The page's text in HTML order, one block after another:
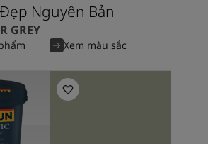
Nguyên Bản
GREY
Xem màu sắc